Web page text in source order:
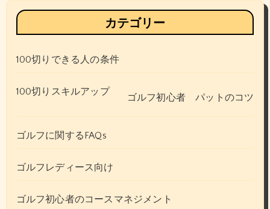
カテゴリー
100切りできる人の条件
100切りスキルアップ
ゴルフ初心者 パットのコツ
ゴルフに関するFAQs
ゴルフレディース向け
ゴルフ初心者のコースマネジメント